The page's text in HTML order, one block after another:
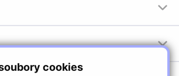
cookies